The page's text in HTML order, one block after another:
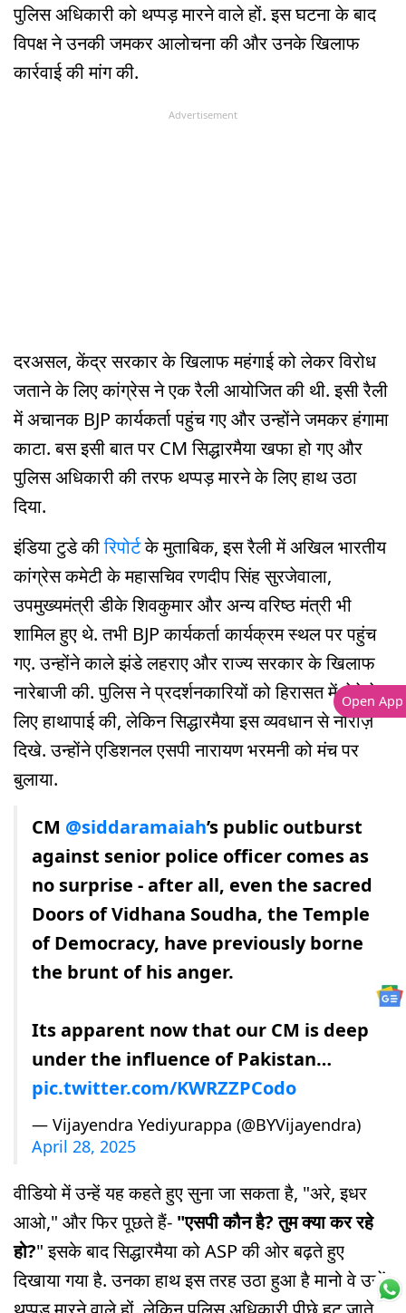
पुलिस अधिकारी को थप्पड़ मारने वाले हों. इस घटना के बाद
विपक्ष ने उनकी जमकर आलोचना की और उनके खिलाफ
कार्रवाई की मांग की.
Advertisement
दरअसल, केंद्र सरकार के खिलाफ महंगाई को लेकर विरोध
जताने के लिए कांग्रेस ने एक रैली आयोजित की थी. इसी रैली
में अचानक BJP कार्यकर्ता पहुंच गए और उन्होंने जमकर हंगामा
काटा. बस इसी बात पर CM सिद्धारमैया खफा हो गए और
पुलिस अधिकारी की तरफ थप्पड़ मारने के लिए हाथ उठा
दिया.
इंडिया टुडे कीरिपोर्टके मुताबिक, इस रैली में अखिल भारतीय
कांग्रेस कमेटी के महासचिव रणदीप सिंह सुरजेवाला,
उपमुख्यमंत्री डीके शिवकुमार और अन्य वरिष्ठ मंत्री भी
शामिल हुए थे. तभी BJP कार्यकर्ता कार्यक्रम स्थल पर पहुंच
गए. उन्होंने काले झंडे लहराए और राज्य सरकार के खिलाफ
नारेबाजी की. पुलिस ने प्रदर्शनकारियों को हिरासत में लेने के
लिए हाथापाई की, लेकिन सिद्धारमैया इस व्यवधान से नाराज़
दिखे. उन्होंने एडिशनल एसपी नारायण भरमनी को मंच पर
बुलाया.
CM @siddaramaiah’s public outburst
against senior police officer comes as
no surprise - after all, even the sacred
Doors of Vidhana Soudha, the Temple
of Democracy, have previously borne
the brunt of his anger.
Its apparent now that our CM is deep
under the influence of Pakistan…
pic.twitter.com/KWRZZPCodo
— Vijayendra Yediyurappa (@BYVijayendra)
April 28, 2025
वीडियो में उन्हें यह कहते हुए सुना जा सकता है, "अरे, इधर
आओ," और फिर पूछते हैं- "एसपी कौन है? तुम क्या कर रहे
हो?" इसके बाद सिद्धारमैया को ASP की ओर बढ़ते हुए
दिखाया गया है. उनका हाथ इस तरह उठा हुआ है मानो वे उन्हें
Open App